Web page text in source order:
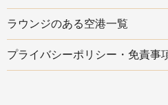
ラウンジのある空港一覧
プライバシーポリシー・免責事